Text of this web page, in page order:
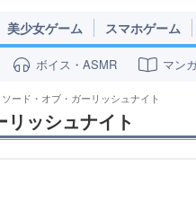
美少女ゲーム スマホゲーム
ボイス・ASMR マン
ソード・オブ・ガーリッシュナイト
ッシュナイト